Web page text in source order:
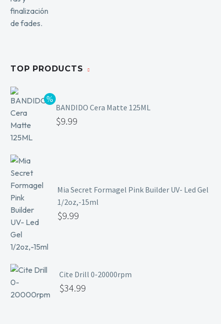
TOP PRODUCTS
BANDIDO Cera Matte 125ML
$9.99
Mia Secret Formagel Pink Builder UV- Led Gel
1/2oz,-15ml
$9.99
Cite Drill 0-20000rpm
$34.99